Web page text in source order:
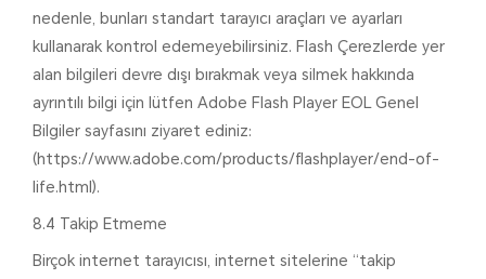
nedenle, bunları standart tarayıcı araçları ve ayarları
kullanarak kontrol edemeyebilirsiniz. Flash Çerezlerde yer
alan bilgileri devre dışı bırakmak veya silmek hakkında
ayrıntılı bilgi için lütfen Adobe Flash Player EOL Genel
Bilgiler sayfasını ziyaret ediniz:
(https://www.adobe.com/products/flashplayer/end-of-
life.html).
8.4 Takip Etmeme
Birçok internet tarayıcısı, internet sitelerine “takip